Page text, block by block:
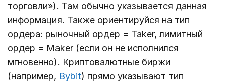
торговли»). Там обычно указывается данная
информация. Также ориентируйся на тип
ордера: рыночный ордер = Taker, лимитный
ордер = Maker (если он не исполнился
мгновенно). Криптовалютные биржи
(например, Bybit) прямо указывают тип